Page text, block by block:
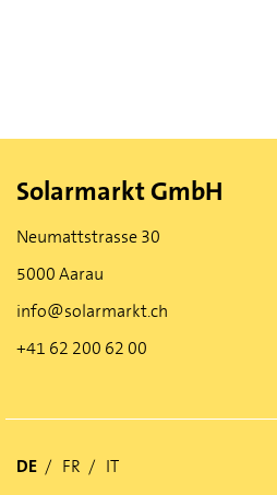
Solarmarkt GmbH
Neumattstrasse 30
5000 Aarau
info@solarmarkt.ch
+41 62 200 62 00
DE FR IT